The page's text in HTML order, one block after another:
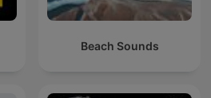
Beach Sounds